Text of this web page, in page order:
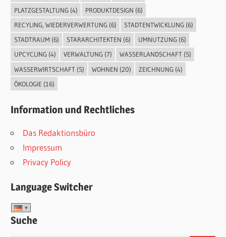
PLATZGESTALTUNG(4) PRODUKTDESIGN (6)
RECYLING, WIEDERVERWERTUNG(6) STADTENTWICKLUNG(6)
STADTRAUM (6) STARARCHITEKTEN (6) UMNUTZUNG(6)
UPCYCLING(4) VERWALTUNG(7) WASSERLANDSCHAFT(5)
WASSERWIRTSCHAFT(5) WOHNEN (20) ZEICHNUNG(4)
ÖKOLOGIE (16)
Information und Rechtliches
Das Redaktionsbüro
Impressum
Privacy Policy
Language Switcher
Suche